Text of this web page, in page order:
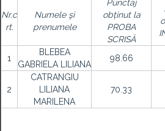
Nr.c
rt.
Numele şi
prenumele
Punctaj
obținut la
PROBA
SCRISĂ
1
BLEBEA
GABRIELA LILIANA
98.66
2
CATRANGIU
LILIANA
MARILENA
70.33